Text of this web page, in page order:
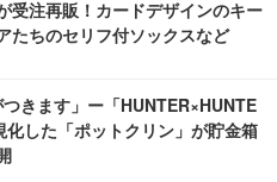
受注再販！カードデザインのキー
たちのセリフ付ソックスなど
つきます」ー「HUNTER×HUNTE
化した「ポットクリン」が貯金箱